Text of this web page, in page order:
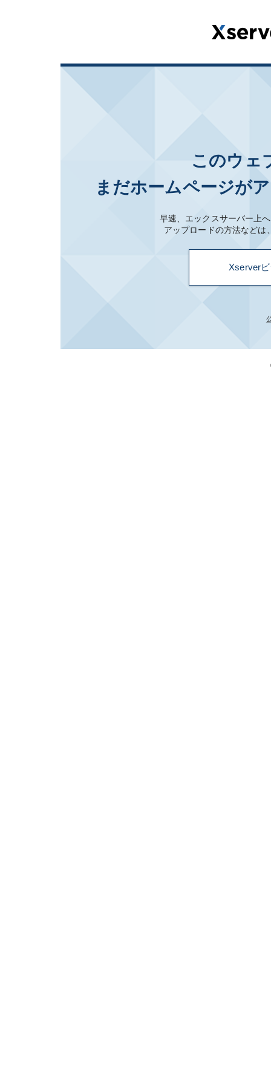
このウェ
まだホームページが
早速、エックスサーバー上
アップロードの方法などは
Xserver